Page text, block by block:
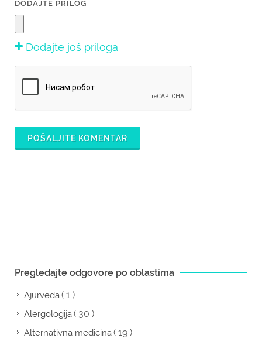
DODAJTE PRILOG
Dodajte još priloga
POŠALJITE KOMENTAR
Pregledajte odgovore po oblastima
Ajurveda( 1 )
Alergologija( 30 )
Alternativna medicina( 19 )